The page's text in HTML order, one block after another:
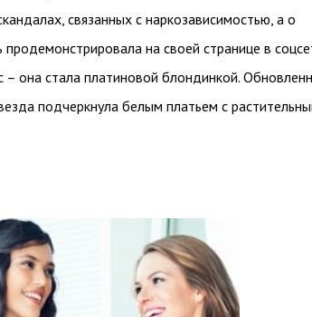
связанных с наркозависимостью, а о
на своей странице в
– она стала платиновой блондинкой.
подчеркнула белым платьем с